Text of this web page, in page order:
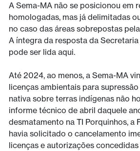
A Sema-MA não se posicionou em
homologadas, mas já delimitadas
no caso das áreas sobrepostas
A íntegra da resposta da
pode ser lida aqui.
Até 2024, ao menos, a Sema-MA
licenças ambientais para
nativa sobre terras indígenas não
informe técnico de abril daquele
desmatamento na TI Porquinhos, a
havia solicitado o cancelamento
licenças e autorizações